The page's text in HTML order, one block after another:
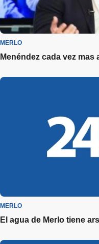
MERLO
Menéndez cada vez
MERLO
El agua de Merlo tiene